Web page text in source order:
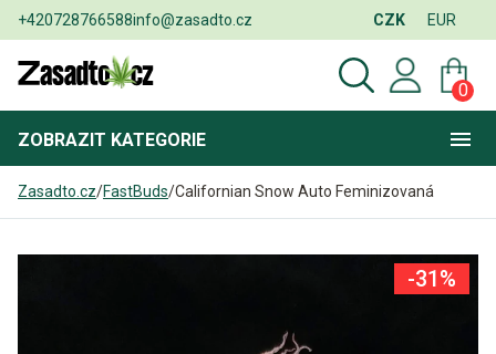
+420728766588info@zasadto.cz CZK EUR
0
ZOBRAZIT KATEGORIE
Zasadto.cz/FastBuds/Californian Snow Auto Feminizovaná
-31%